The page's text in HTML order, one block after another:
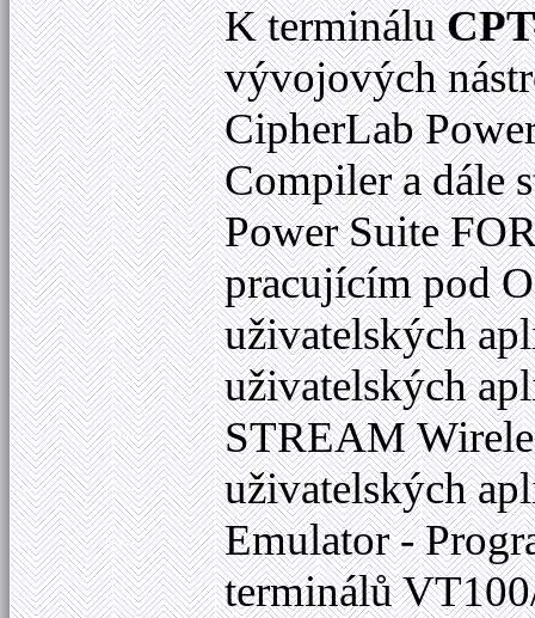
K terminálu
vývojových
CipherLab
Compiler a dále
Power Suite
pracujícím pod
uživatelských
uživatelských
STREAM
uživatelských
Emulator -
terminálů